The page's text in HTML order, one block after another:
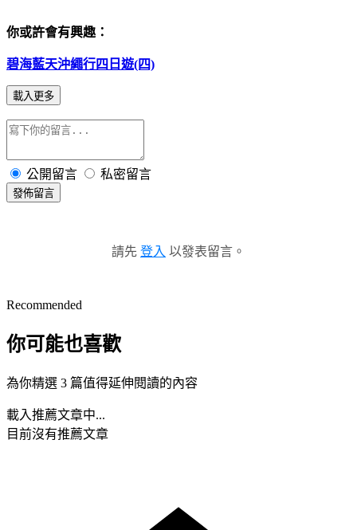
你或許會有興趣：
碧海藍天沖繩行四日遊(四)
載入更多
公開留言 私密留言
發佈留言
請先 登入 以發表留言。
Recommended
你可能也喜歡
為你精選 3 篇值得延伸閱讀的內容
載入推薦文章中...
目前沒有推薦文章